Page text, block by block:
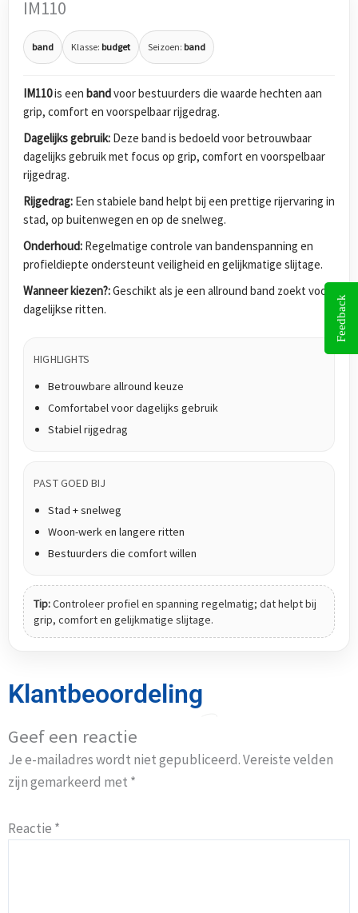
IM110
band Klasse: budget Seizoen: band
IM110is een bandvoor bestuurders die waarde hechten aan
grip, comfort en voorspelbaar rijgedrag.
Dagelijks gebruik: Deze band is bedoeld voor betrouwbaar
dagelijks gebruik met focus op grip, comfort en voorspelbaar
rijgedrag.
Rijgedrag: Een stabiele band helpt bij een prettige rijervaring in
stad, op buitenwegen en op de snelweg.
Onderhoud: Regelmatige controle van bandenspanning en
profieldiepte ondersteunt veiligheid en gelijkmatige slijtage.
Wanneer kiezen?:Geschikt als je een allround band zoekt voor
dagelijkse ritten.
HIGHLIGHTS
Betrouwbare allround keuze
Comfortabel voor dagelijks gebruik
Stabiel rijgedrag
PAST GOED BIJ
Stad + snelweg
Woon-werk en langere ritten
Bestuurders die comfort willen
Tip:Controleer profiel en spanning regelmatig; dat helpt bij
grip, comfort en gelijkmatige slijtage.
Klantbeoordeling
Geef een reactie
Je e-mailadres wordt niet gepubliceerd.Vereiste velden
zijn gemarkeerd met *
Reactie *
Feedback